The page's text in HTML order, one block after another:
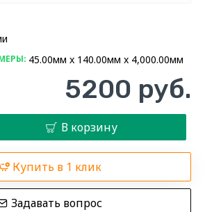
45.00мм x 140.00мм x 4,000.00мм
5200 руб.
В корзину
Купить в 1 клик
Задавать вопрос